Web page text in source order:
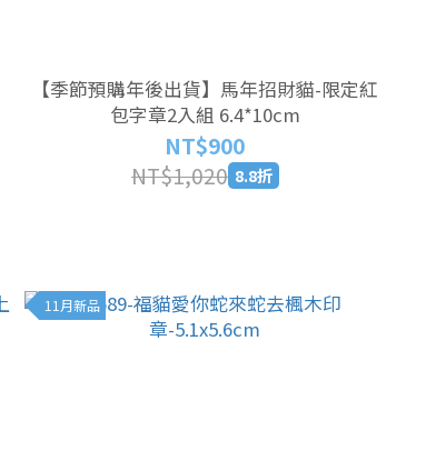
【季節預購年後出貨】馬年招財貓-限定紅
包字章2入組 6.4*10cm
NT$900
NT$1,020 8.8折
11月新品